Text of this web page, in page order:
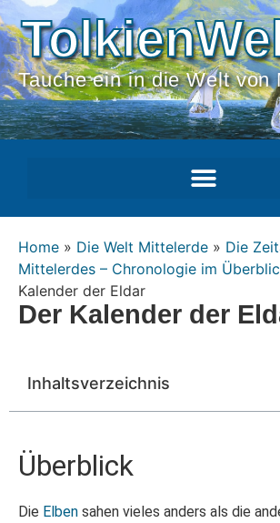
Tauche ein in die Welt von
Home » Die Welt Mittelerde » Die
Mittelerdes – Chronologie im
Kalender der Eldar
Der Kalender der
Inhaltsverzeichnis
Überblick
Die Elben sahen vieles anders als die